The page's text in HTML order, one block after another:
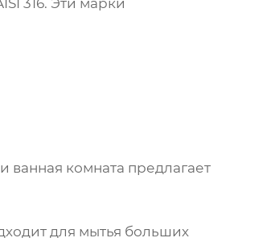
316. Эти марки
комната предлагает
для мытья больших